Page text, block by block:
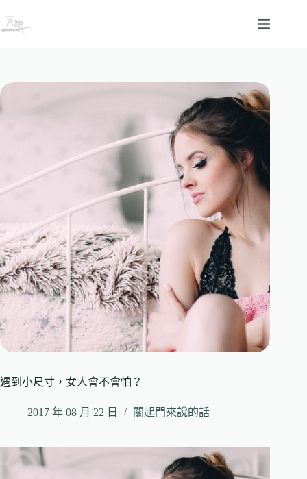
至
容
遇到小尺寸，女人會不會怕？
2017 年 08 月 22 日 關起門來說的話